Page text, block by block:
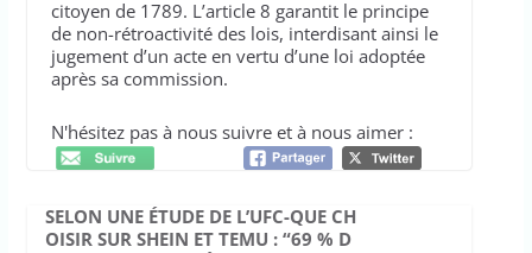
citoyen de 1789. L’article 8 garantit le principe
de non-rétroactivité des lois, interdisant ainsi le
jugement d’un acte en vertu d’une loi adoptée
après sa commission.
N'hésitez pas à nous suivre et à nous aimer :
SELON UNE ÉTUDE DE L’UFC-QUE CH
OISIR SUR SHEIN ET TEMU : “69 % D